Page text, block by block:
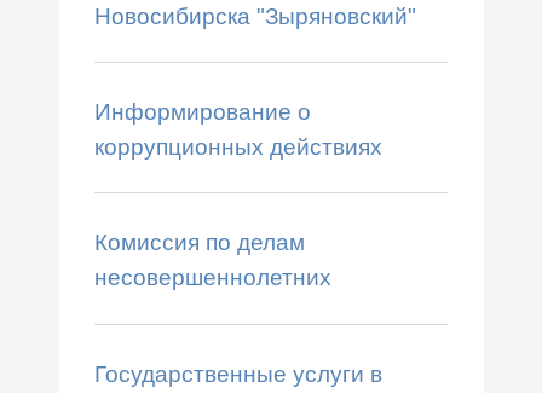
Новосибирска "Зыряновский"
Информирование о
коррупционных действиях
Комиссия по делам
несовершеннолетних
Государственные услуги в